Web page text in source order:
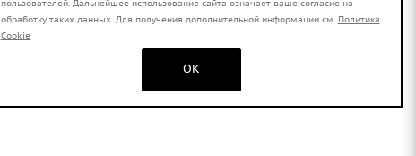
пользователей. Дальнейшее использование сайта означает ваше согласие на
обработку таких данных. Для получения дополнительной информации см. Политика
Cookie
OK